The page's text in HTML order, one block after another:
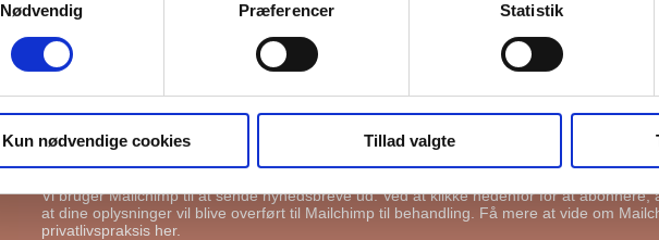
Nødvendig
Præferencer Statistik
Kun nødvendige cookies Tillad valgte
Markedsføringstilladelse
FB Gruppen vil bruge din information til at kontakte dig i forbindelse med nyheder - og
kan gøre det, skal du bekræfte, at vi gerne må sende dig emails.Du kan læse vores
I må gerne sende mig emails
Vi bruger Mailchimp til at sende nyhedsbreve ud. Ved at klikke nedenfor for at abonnere,
at dine oplysninger vil blive overført til Mailchimp til behandling. Få mere at vide om
privatlivspraksis her.